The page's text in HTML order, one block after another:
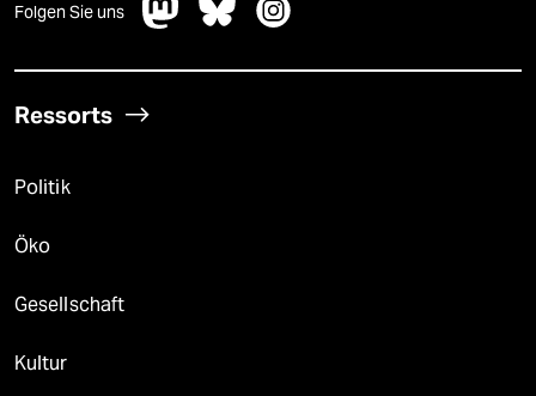
Folgen Sie uns
Ressorts
Politik
Öko
Gesellschaft
Kultur